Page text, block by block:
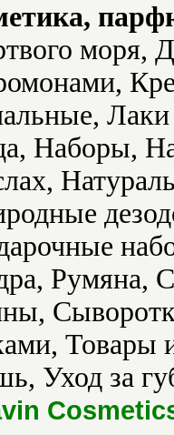
моря,
Наборы,
Румяна,
Товары
Уход за